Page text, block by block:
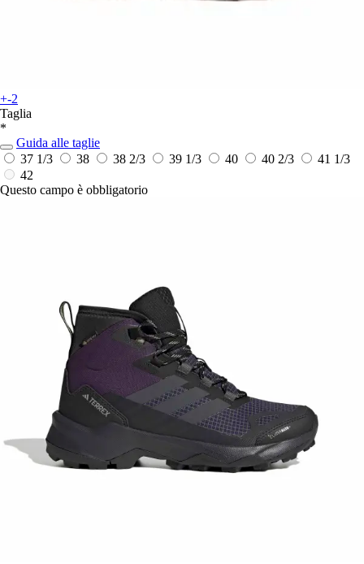
+-2
Taglia
*
Guida alle taglie
37 1/3
38 38 2/3 39 1/3 40 40 2/3
41 1/3
42
Questo campo è obbligatorio